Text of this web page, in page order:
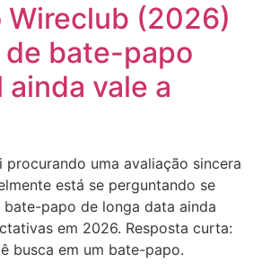
Wireclub (2026)
de bate-papo
vale a
procurando uma avaliação sincera
está se perguntando se
bate-papo de longa data ainda
em 2026. Resposta curta:
busca em um bate-papo.